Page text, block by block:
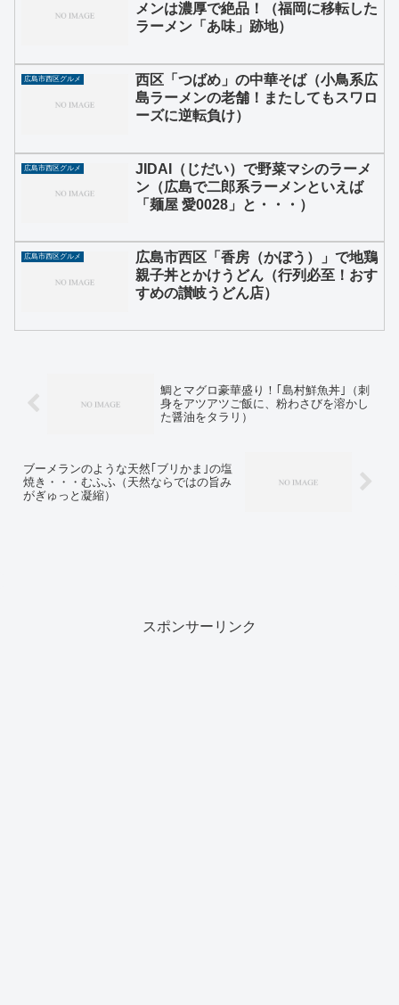
メンは濃厚で絶品！（福岡に移転した
ラーメン「あ味」跡地）
広島市西区グルメ
西区「つばめ」の中華そば（小鳥系広
島ラーメンの老舗！またしてもスワロ
ーズに逆転負け）
広島市西区グルメ
JIDAI（じだい）で野菜マシのラーメ
ン（広島で二郎系ラーメンといえば
「麺屋 愛0028」と・・・）
広島市西区グルメ
広島市西区「香房（かぼう）」で地鶏
親子丼とかけうどん（行列必至！おす
すめの讃岐うどん店）
鯛とマグロ豪華盛り！｢島村鮮魚丼｣（刺
身をアツアツご飯に、粉わさびを溶かし
た醤油をタラリ）
ブーメランのような天然｢ブリかま｣の塩
焼き・・・むふふ（天然ならではの旨み
がぎゅっと凝縮）
スポンサーリンク